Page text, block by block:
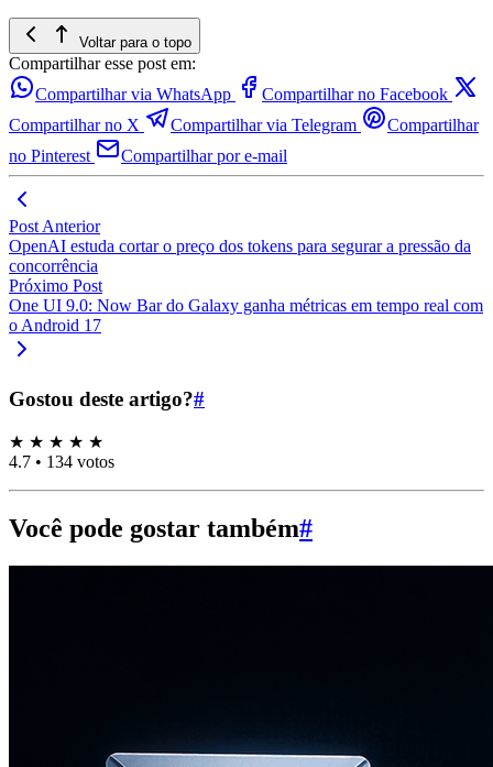
Voltar para o topo
Compartilhar esse post em:
Compartilhar via WhatsApp
Compartilhar no Facebook
Compartilhar no X
Compartilhar via Telegram
Compartilhar
no Pinterest
Compartilhar por e-mail
Post Anterior
OpenAI estuda cortar o preço dos tokens para segurar a pressão da
concorrência
Próximo Post
One UI 9.0: Now Bar do Galaxy ganha métricas em tempo real com
o Android 17
Gostou deste artigo?#
★ ★ ★ ★ ★
4.7 • 134 votos
Você pode gostar também#